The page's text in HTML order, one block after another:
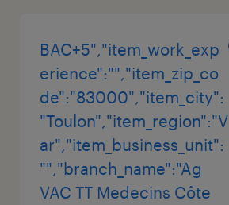
BAC+5","item_work_exp
erience":"","item_zip_co
de":"83000","item_city":
"Toulon","item_region":"V
ar","item_business_unit":
"","branch_name":"Ag
VAC TT Medecins Côte